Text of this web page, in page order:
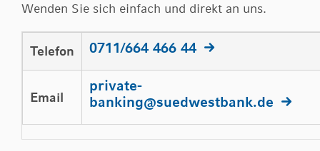
Wenden Sie sich einfach und direkt an uns.
Telefon 0711/664 466 44
Email
private-
banking@suedwestbank.de